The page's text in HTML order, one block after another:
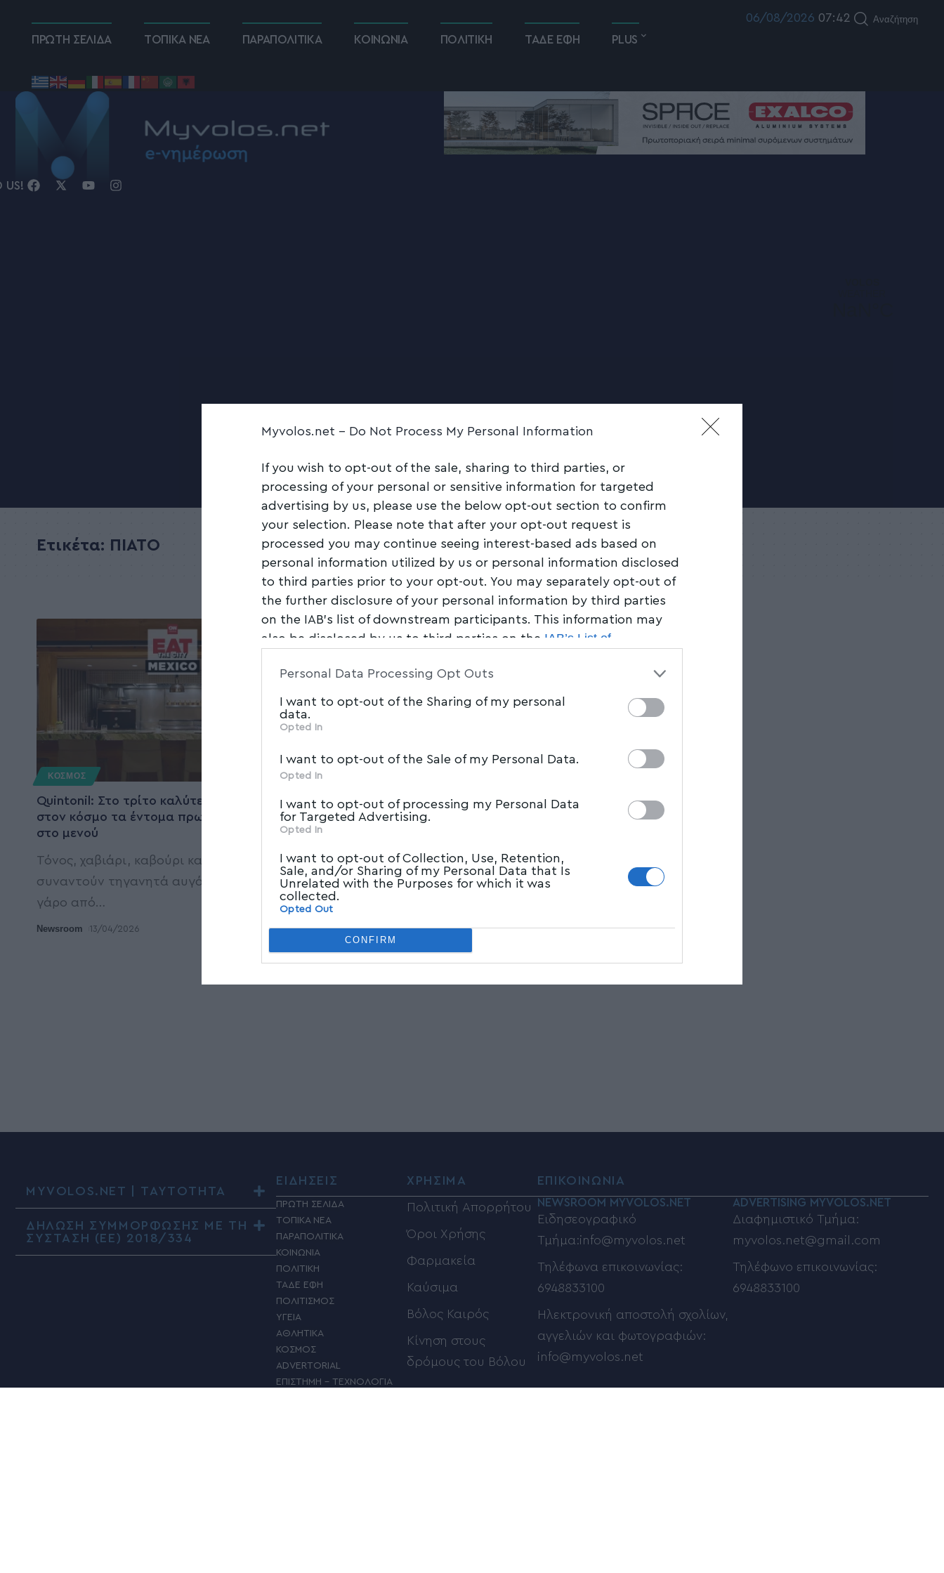
Myvolos.net - Do Not Process My Personal Information
If you wish to opt-out of the sale, sharing to third parties, or
processing of your personal or sensitive information for targeted
advertising by us, please use the below opt-out section to confirm
your selection. Please note that after your opt-out request is
processed you may continue seeing interest-based ads based on
personal information utilized by us or personal information disclosed
to third parties prior to your opt-out. You may separately opt-out of
the further disclosure of your personal information by third parties
on the IAB’s list of downstream participants. This information may
also be disclosed by us to third parties on the IAB’s List of
parties.
Personal Data Processing Opt Outs
I want to opt-out of the Sharing of my personal
data.
Opted In
I want to opt-out of the Sale of my Personal Data.
Opted In
I want to opt-out of processing my Personal Data
for Targeted Advertising.
Opted In
I want to opt-out of Collection, Use, Retention,
Sale, and/or Sharing of my Personal Data that Is
Unrelated with the Purposes for which it was
collected.
Opted Out
CONFIRM
ΠΡΩΤΗ ΣΕΛΙΔΑ ΤΟΠΙΚΑ ΝΕΑ ΠΑΡΑΠΟΛΙΤΙΚΑ ΚΟΙΝΩΝΙΑ ΠΟΛΙΤΙΚΗ ΤΑΔΕ ΕΦΗ PLUS
06/08/2026 07:42 Αναζήτηση
US!
Ετικέτα: ΠΙΑΤΟ
ΚΟΣΜΟΣ
Quintonil: Στο τρίτο καλύτερο εστιατόριο
στον κόσμο τα έντομα πρωταγωνιστούν
στο μενού
Τόνος, χαβιάρι, καβούρι και αγκινάρες
συναντούν τηγανητά αυγά μυρμηγκιών και
γάρο από…
Newsroom 13/04/2026
MYVOLOS.NET | ΤΑΥΤΟΤΗΤΑ
ΔΗΛΩΣΗ ΣΥΜΜΟΡΦΩΣΗΣ ΜΕ ΤΗ
ΣΥΣΤΑΣΗ (ΕΕ) 2018/334
ΕΙΔΗΣΕΙΣ
ΠΡΩΤΗ ΣΕΛΙΔΑ
ΤΟΠΙΚΑ ΝΕΑ
ΠΑΡΑΠΟΛΙΤΙΚΑ
ΚΟΙΝΩΝΙΑ
ΠΟΛΙΤΙΚΗ
ΤΑΔΕ ΕΦΗ
ΠΟΛΙΤΙΣΜΟΣ
ΥΓΕΙΑ
ΑΘΛΗΤΙΚΑ
ΚΟΣΜΟΣ
ADVERTORIAL
ΕΠΙΣΤΗΜΗ – ΤΕΧΝΟΛΟΓΙΑ
ΧΡΗΣΙΜΑ
Πολιτική Απορρήτου
Όροι Χρήσης
Φαρμακεία
Καύσιμα
Βόλος Καιρός
Κίνηση στους
δρόμους του Βόλου
ΕΠΙΚΟΙΝΩΝΙΑ
NEWSROOM MYVOLOS.NET
Ειδησεογραφικό
Τμήμα:info@myvolos.net
Τηλέφωνα επικοινωνίας:
6948833100
Ηλεκτρονική αποστολή σχολίων,
αγγελιών και φωτογραφιών:
info@myvolos.net
ADVERTISING MYVOLOS.NET
Διαφημιστικό Τμήμα:
myvolos.net@gmail.com
Τηλέφωνο επικοινωνίας:
6948833100